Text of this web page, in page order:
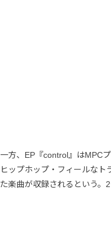
一方、EP『control』はMPC
ヒップホップ・フィールな
た楽曲が収録されるという。